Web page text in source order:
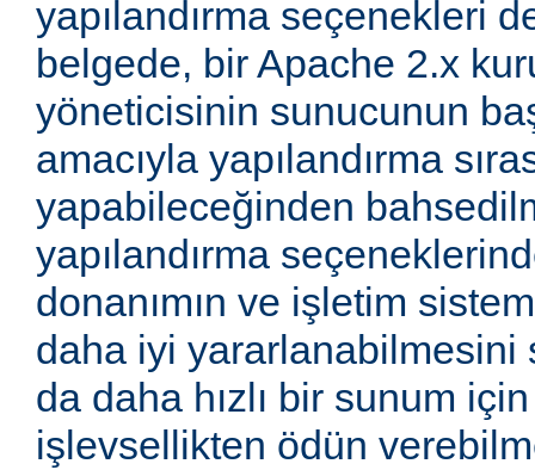
yapılandırma seçenekleri
belgede, bir Apache 2.x
yöneticisinin sunucunun
amacıyla yapılandırma
yapabileceğinden
yapılandırma
donanımın ve işletim
daha iyi yararlanabilmesini
da daha hızlı bir sunum
işlevsellikten ödün